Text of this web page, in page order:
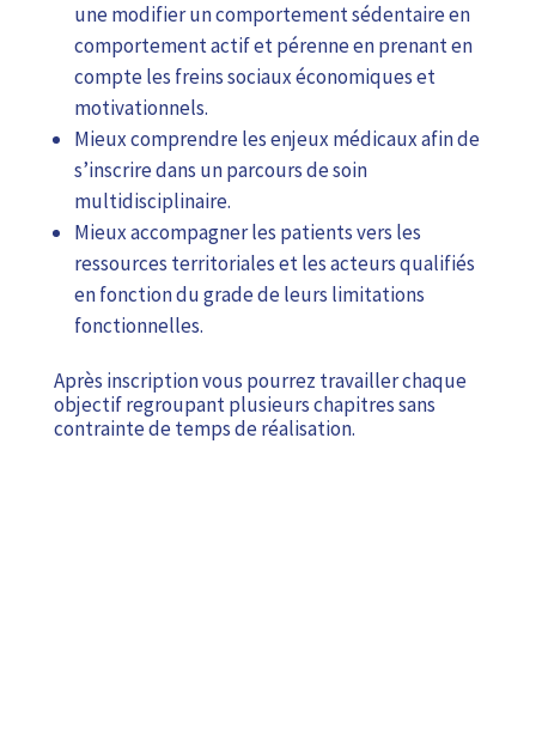
une modifier un comportement sédentaire en
comportement actif et pérenne en prenant en
compte les freins sociaux économiques et
motivationnels.
Mieux comprendre les enjeux médicaux afin de
s’inscrire dans un parcours de soin
multidisciplinaire.
Mieux accompagner les patients vers les
ressources territoriales et les acteurs qualifiés
en fonction du grade de leurs limitations
fonctionnelles.
Après inscription vous pourrez travailler chaque
objectif regroupant plusieurs chapitres sans
contrainte de temps de réalisation.